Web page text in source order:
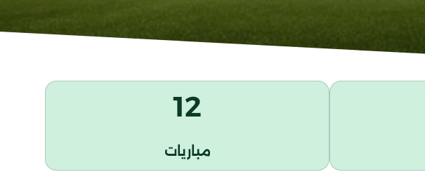
12
مباريات